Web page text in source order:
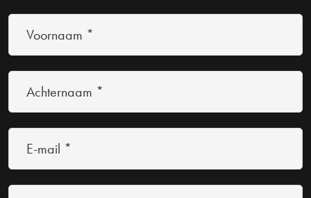
*
(Vereist)
*
(Vereist)
mail
*